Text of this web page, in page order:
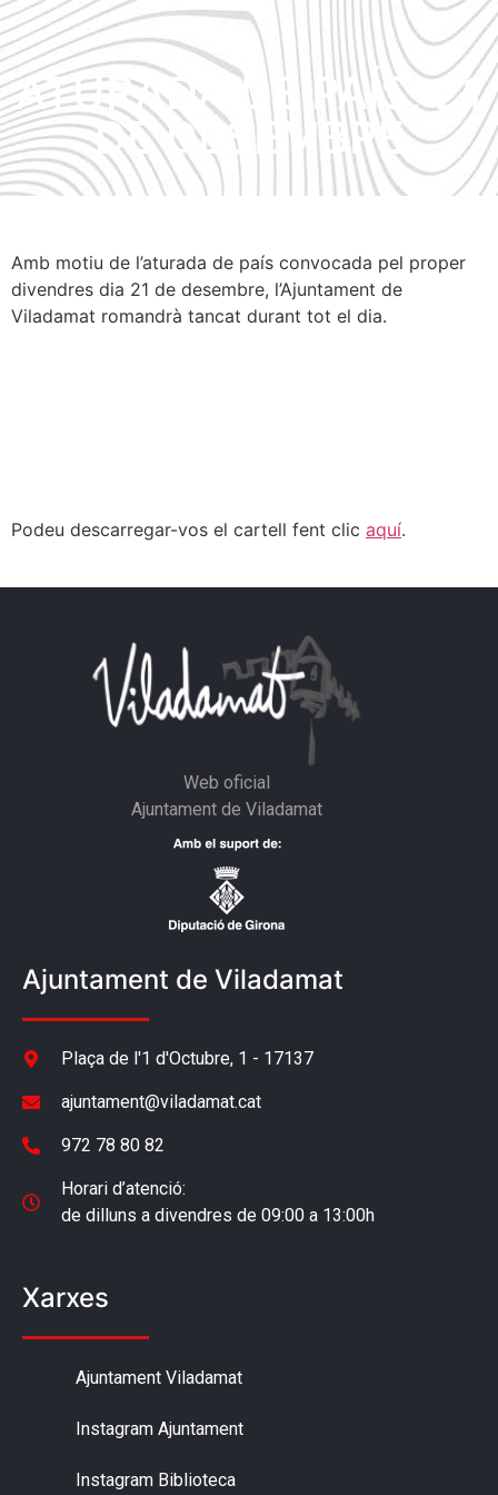
ATURADA DE PAÍS, 21
DE DESEMBRE
Amb motiu de l’aturada de país convocada pel proper
divendres dia 21 de desembre, l’Ajuntament de
Viladamat romandrà tancat durant tot el dia.
Podeu descarregar-vos el cartell fent clic aquí.
Web oficial
Ajuntament de Viladamat
Ajuntament de Viladamat
Plaça de l'1 d'Octubre, 1 - 17137
ajuntament@viladamat.cat
972 78 80 82
Horari d’atenció:
de dilluns a divendres de 09:00 a 13:00h
Xarxes
Ajuntament Viladamat
Instagram Ajuntament
Instagram Biblioteca